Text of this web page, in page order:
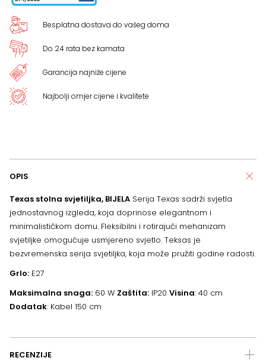
Besplatna dostava do vašeg doma
Do 24 rata bez kamata
Garancija najniže cijene
Najbolji omjer cijene i kvalitete
OPIS
Texas stolna svjetiljka, BIJELA Serija Texas sadrži svjetla
jednostavnog izgleda, koja doprinose elegantnom i
minimalističkom domu. Fleksibilni i rotirajući mehanizam
svjetiljke omogućuje usmjereno svjetlo. Teksas je
bezvremenska serija svjetiljka, koja može pružiti godine radosti.
Grlo: E27
Maksimalna snaga: 60 W Zaštita: IP20 Visina: 40 cm
Dodatak: Kabel 150 cm
RECENZIJE